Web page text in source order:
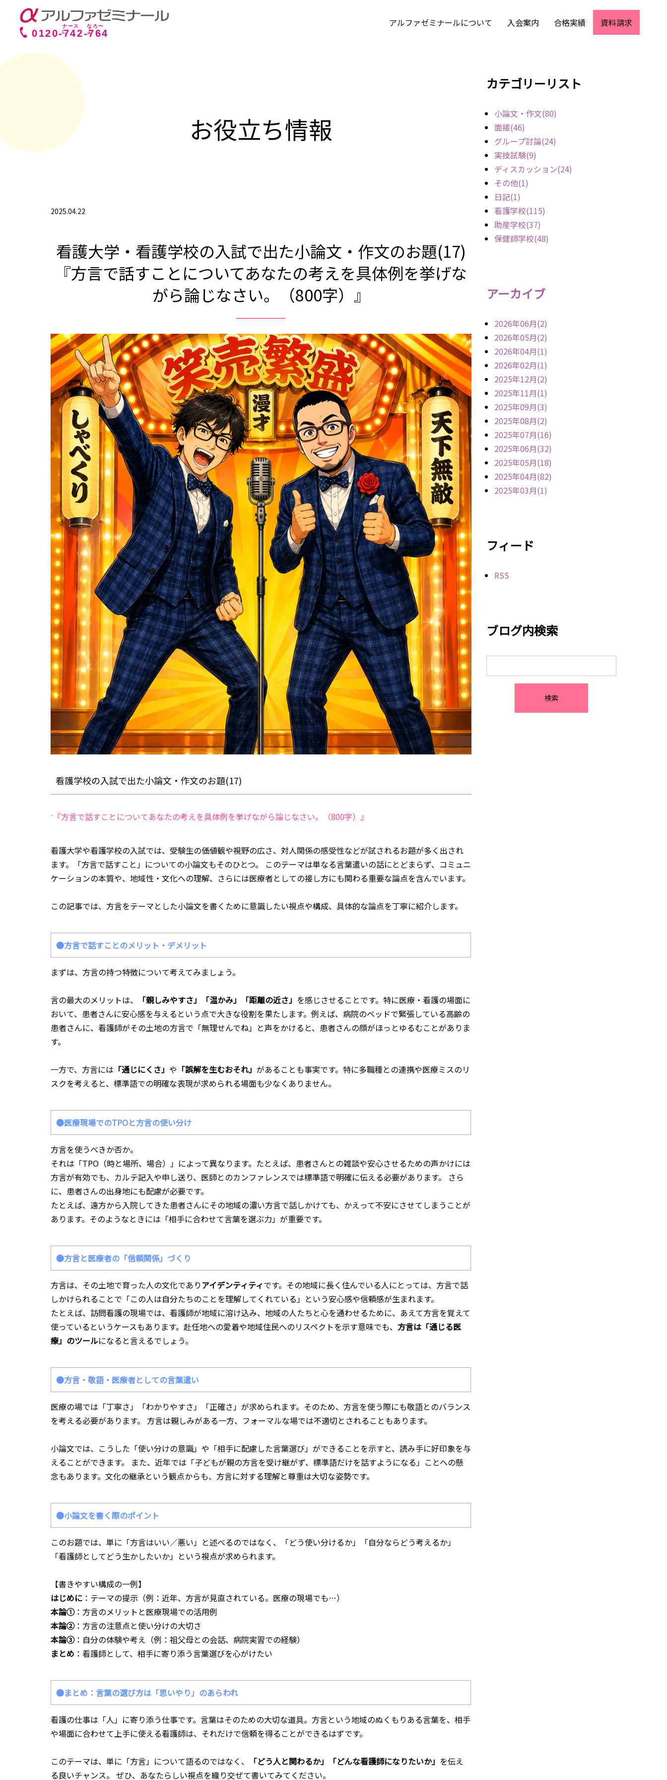
0120-742-764
アルファゼミナールについて 入会案内 合格実績 資料請求
お役立ち情報
2025.04.22
看護大学・看護学校の入試で出た小論文・作文のお題(17)
『方言で話すことについてあなたの考えを具体例を挙げな
がら論じなさい。（800字）』
看護学校の入試で出た小論文・作文のお題(17)
⁻『方言で話すことについてあなたの考えを具体例を挙げながら論じなさい。（800字）』
看護大学や看護学校の入試では、受験生の価値観や視野の広さ、対人関係の感受性などが試されるお題が多く出され
ます。「方言で話すこと」についての小論文もそのひとつ。 このテーマは単なる言葉遣いの話にとどまらず、コミュニ
ケーションの本質や、地域性・文化への理解、さらには医療者としての接し方にも関わる重要な論点を含んでいます。
この記事では、方言をテーマとした小論文を書くために意識したい視点や構成、具体的な論点を丁寧に紹介します。
●方言で話すことのメリット・デメリット
まずは、方言の持つ特徴について考えてみましょう。
言の最大のメリットは、 「親しみやすさ」「温かみ」「距離の近さ」 を感じさせることです。特に医療・看護の場面に
おいて、患者さんに安心感を与えるという点で大きな役割を果たします。例えば、病院のベッドで緊張している高齢の
患者さんに、看護師がその土地の方言で「無理せんでね」と声をかけると、患者さんの顔がほっとゆるむことがありま
す。
一方で、方言には 「通じにくさ」 や 「誤解を生むおそれ」 があることも事実です。特に多職種との連携や医療ミスのリ
スクを考えると、標準語での明確な表現が求められる場面も少なくありません。
●医療現場でのTPOと方言の使い分け
方言を使うべきか否か。
それは「TPO（時と場所、場合）」によって異なります。たとえば、患者さんとの雑談や安心させるための声かけには
方言が有効でも、カルテ記入や申し送り、医師とのカンファレンスでは標準語で明確に伝える必要があります。 さら
に、患者さんの出身地にも配慮が必要です。
たとえば、遠方から入院してきた患者さんにその地域の濃い方言で話しかけても、かえって不安にさせてしまうことが
あります。そのようなときには「相手に合わせて言葉を選ぶ力」が重要です。
●方言と医療者の「信頼関係」づくり
方言は、その土地で育った人の文化でありアイデンティティです。その地域に長く住んでいる人にとっては、方言で話
しかけられることで「この人は自分たちのことを理解してくれている」という安心感や信頼感が生まれます。
たとえば、訪問看護の現場では、看護師が地域に溶け込み、地域の人たちと心を通わせるために、あえて方言を覚えて
使っているというケースもあります。赴任地への愛着や地域住民へのリスペクトを示す意味でも、 方言は「通じる医
療」のツールになると言えるでしょう。
●方言・敬語・医療者としての言葉遣い
医療の場では「丁寧さ」「わかりやすさ」「正確さ」が求められます。そのため、方言を使う際にも敬語とのバランス
を考える必要があります。 方言は親しみがある一方、フォーマルな場では不適切とされることもあります。
小論文では、こうした「使い分けの意識」や「相手に配慮した言葉選び」ができることを示すと、読み手に好印象を与
えることができます。 また、近年では「子どもが親の方言を受け継がず、標準語だけを話すようになる」ことへの懸
念もあります。文化の継承という観点からも、方言に対する理解と尊重は大切な姿勢です。
●小論文を書く際のポイント
このお題では、単に「方言はいい／悪い」と述べるのではなく、「どう使い分けるか」「自分ならどう考えるか」
「看護師としてどう生かしたいか」という視点が求められます。
【書きやすい構成の一例】
はじめに ：テーマの提示（例：近年、方言が見直されている。医療の現場でも…）
本論①：方言のメリットと医療現場での活用例
本論②：方言の注意点と使い分けの大切さ
本論③：自分の体験や考え（例：祖父母との会話、病院実習での経験）
まとめ ：看護師として、相手に寄り添う言葉選びを心がけたい
●まとめ：言葉の選び方は「思いやり」のあらわれ
看護の仕事は「人」に寄り添う仕事です。言葉はそのための大切な道具。方言という地域のぬくもりある言葉を、相手
や場面に合わせて上手に使える看護師は、それだけで信頼を得ることができるはずです。
このテーマは、単に「方言」について語るのではなく、 「どう人と関わるか」「どんな看護師になりたいか」 を伝え
る良いチャンス。 ぜひ、あなたらしい視点を織り交ぜて書いてみてください。
カテゴリーリスト
小論文・作文(80)
面接(46)
グループ討論(24)
実技試験(9)
ディスカッション(24)
その他(1)
日記(1)
看護学校(115)
助産学校(37)
保健師学校(48)
アーカイブ
2026年06月(2)
2026年05月(2)
2026年04月(1)
2026年02月(1)
2025年12月(2)
2025年11月(1)
2025年09月(3)
2025年08月(2)
2025年07月(16)
2025年06月(32)
2025年05月(18)
2025年04月(82)
2025年03月(1)
フィード
RSS
ブログ内検索